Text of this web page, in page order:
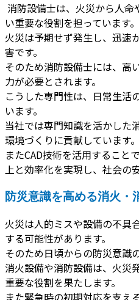
消防設備士は、火災から人
い重要な役割を担っています。
火災は予期せず発生し、迅速
害です。
そのため消防設備士には、高
力が必要とされます。
こうした専門性は、日常生活
います。
当社では専門知識を活かした
環境づくりに貢献しています。
またCAD技術を活用すること
上と効率化を実現し、社会の
防災意識を高める消火・
火災は人的ミスや設備の不具
する可能性があります。
そのため日頃からの防災意識
消火設備や消防設備は、火災
重要な役割を果たします。
また緊急時の初期対応を支え